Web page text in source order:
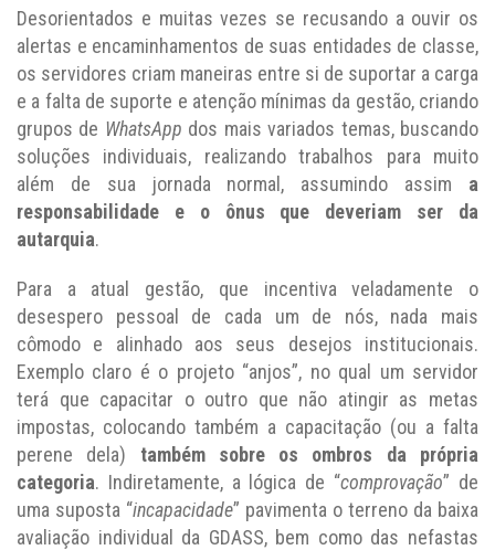
Desorientados e muitas vezes se recusando a ouvir os
alertas e encaminhamentos de suas entidades de classe,
os servidores criam maneiras entre si de suportar a carga
e a falta de suporte e atenção mínimas da gestão, criando
grupos de WhatsApp dos mais variados temas, buscando
soluções individuais, realizando trabalhos para muito
além de sua jornada normal, assumindo assim a
responsabilidade e o ônus que deveriam ser da
autarquia.
Para a atual gestão, que incentiva veladamente o
desespero pessoal de cada um de nós, nada mais
cômodo e alinhado aos seus desejos institucionais.
Exemplo claro é o projeto “anjos”, no qual um servidor
terá que capacitar o outro que não atingir as metas
impostas, colocando também a capacitação (ou a falta
perene dela) também sobre os ombros da própria
categoria. Indiretamente, a lógica de “comprovação” de
uma suposta “incapacidade” pavimenta o terreno da baixa
avaliação individual da GDASS, bem como das nefastas